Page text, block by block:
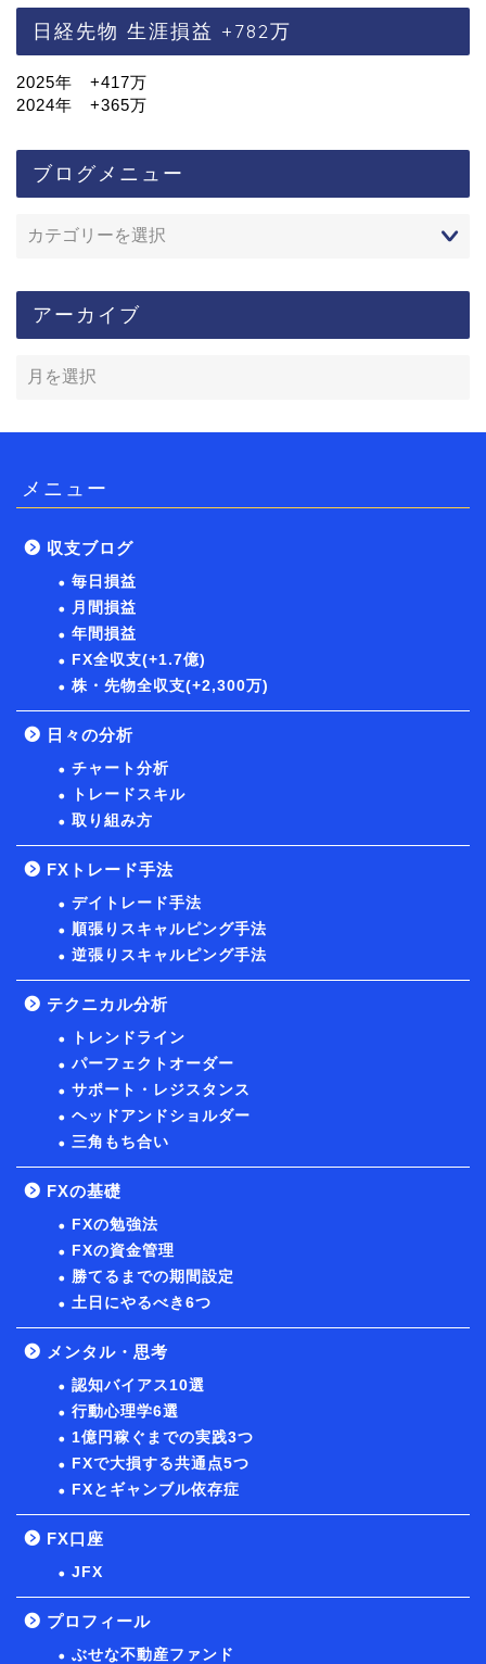
日経先物 生涯損益 +782万
2025年 +417万
2024年 +365万
ブログメニュー
アーカイブ
メニュー
収支ブログ
毎日損益
月間損益
年間損益
FX全収支(+1.7億)
株・先物全収支(+2,300万)
日々の分析
チャート分析
トレードスキル
取り組み方
FXトレード手法
デイトレード手法
順張りスキャルピング手法
逆張りスキャルピング手法
テクニカル分析
トレンドライン
パーフェクトオーダー
サポート・レジスタンス
ヘッドアンドショルダー
三角もち合い
FXの基礎
FXの勉強法
FXの資金管理
勝てるまでの期間設定
土日にやるべき6つ
メンタル・思考
認知バイアス10選
行動心理学6選
1億円稼ぐまでの実践3つ
FXで大損する共通点5つ
FXとギャンブル依存症
FX口座
JFX
プロフィール
ぶせな不動産ファンド